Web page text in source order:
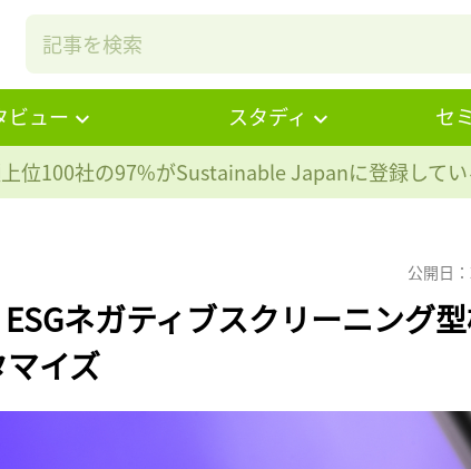
ビュー スタディ セ
位100社の97%がSustainable Japanに登録してい
公開日
ネガティブスクリーニング
イズ